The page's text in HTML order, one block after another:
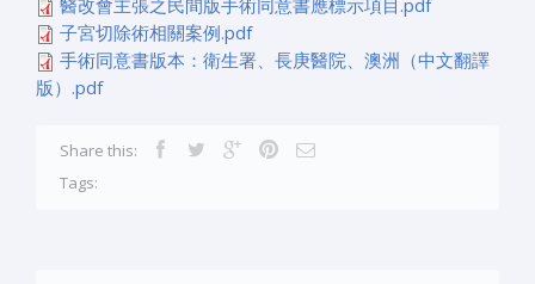
子宮切除術相關案例.pdf
手術同意書版本：衛生署、長庚醫院、澳洲（中文翻譯
版）.pdf
Share this:
Tags: